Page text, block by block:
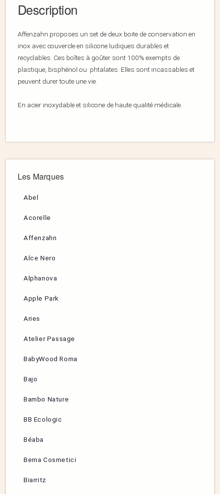
Description
Affenzahn proposes un set de deux boite de conservation en
inox avec couvercle en silicone ludiques durables et
recyclables. Ces boîtes à goûter sont 100% exempts de
plastique, bisphénol ou phtalates. Elles sont incassables et
peuvent durer toute une vie.
En acier inoxydable et silicone de haute qualité médicale.
Les Marques
Abel
Acorelle
Affenzahn
Alce Nero
Alphanova
Apple Park
Aries
Atelier Passage
BabyWood Roma
Bajo
Bambo Nature
BB Ecologic
Béaba
Bema Cosmetici
Biarritz